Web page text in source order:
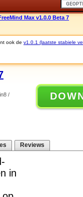
Max v1.0.0 Beta 7
ook de v1.0.1 (laatste stabiele
/
Reviews
in